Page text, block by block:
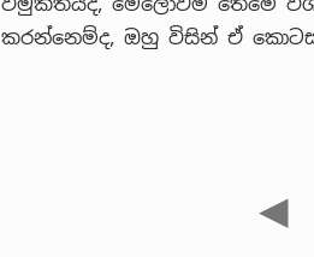
කරන්නෙම්ද, ඔහු විසින් ඒ කොටස
◀